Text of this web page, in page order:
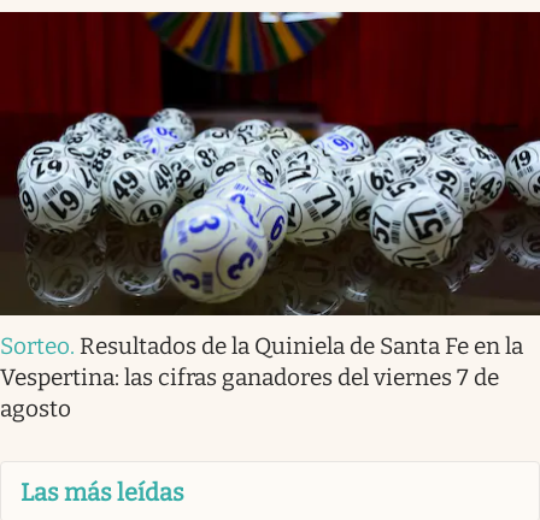
Sorteo. Resultados de la Quiniela de Santa Fe en la
Vespertina: las cifras ganadores del viernes 7 de
agosto
Las más leídas